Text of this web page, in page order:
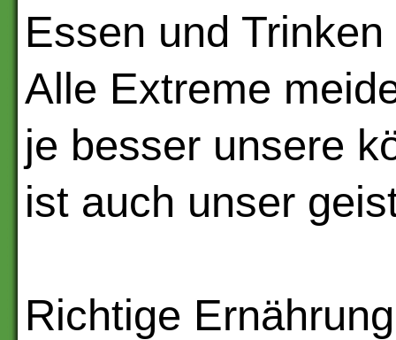
Essen und
Alle Extreme
je besser unsere
ist auch unser
Richtige